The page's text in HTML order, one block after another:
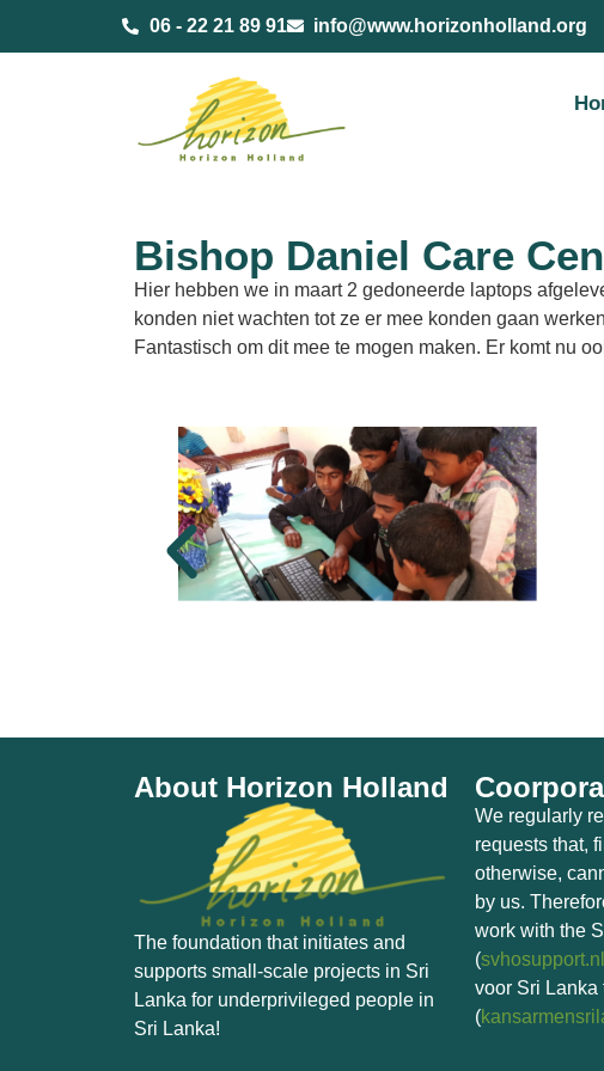
06 - 22 21 89 91 info@www.horizonholland.org
Bishop Daniel Care
Hier hebben we in maart 2 gedoneerde laptops
konden niet wachten tot ze er mee konden gaan
Fantastisch om dit mee te mogen maken. Er komt nu
About Horizon Holland
The foundation that initiates and
supports small-scale projects in Sri
Lanka for underprivileged people in
Sri Lanka!
We regularly
requests that,
otherwise,
by us.
work with the
(svhosupport.nl
voor Sri Lanka
(